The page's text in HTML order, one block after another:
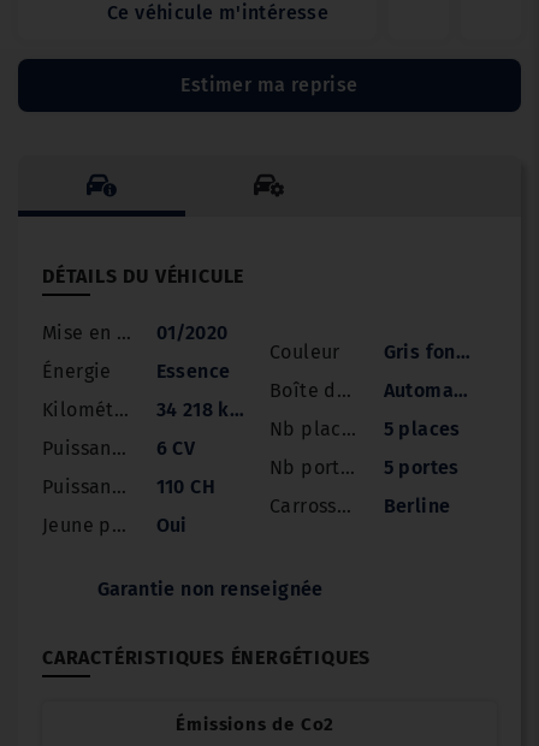
Ce véhicule m'intéresse
Estimer ma reprise
DÉTAILS DU VÉHICULE
Mise en circulation
01/2020
Énergie
Essence
Kilométrage
34 218 km
Puissance
6 CV
Puissance réelle
110 CH
Jeune permis
Oui
Couleur
Gris foncé
Boîte de vitesse
Automatique
Nb places
5 places
Nb portes
5 portes
Carrosserie
Berline
Garantie non renseignée
CARACTÉRISTIQUES ÉNERGÉTIQUES
Émissions de Co2